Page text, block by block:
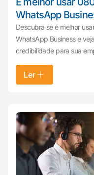
WhatsApp
Descubra se é melhor
WhatsApp Business e
credibilidade para sua
Ler